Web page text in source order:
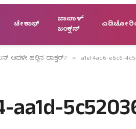
ಟೇಕಾಫ್
ಜಾಪಾಳ್
ಜಂಕ್ಷನ್
ಆದಳೇ ಹಲ್ಲಿನ ಡಾಕ್ಟರ್? » a1ef4ad6-e6c6-